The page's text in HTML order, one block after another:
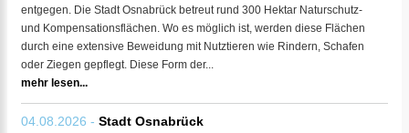
entgegen. Die Stadt Osnabrück betreut rund 300 Hektar Naturschutz-
und Kompensationsflächen. Wo es möglich ist, werden diese Flächen
durch eine extensive Beweidung mit Nutztieren wie Rindern, Schafen
oder Ziegen gepflegt. Diese Form der...
mehr lesen...
04.08.2026 - Stadt Osnabrück